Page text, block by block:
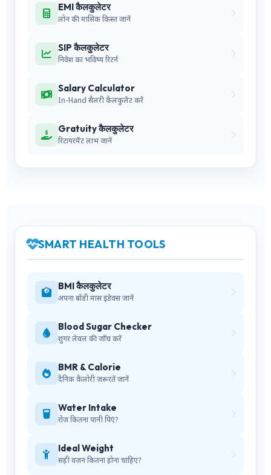
EMI कैलकुलेटर
लोन की मासिक किस्त जानें
SIP कैलकुलेटर
निवेश का भविष्य रिटर्न
Salary Calculator
In-Hand सैलरी कैलकुलेट करें
Gratuity कैलकुलेटर
रिटायरमेंट लाभ जानें
SMART HEALTH TOOLS
BMI कैलकुलेटर
अपना बॉडी मास इंडेक्स जानें
Blood Sugar Checker
शुगर लेवल की जाँच करें
BMR & Calorie
दैनिक कैलोरी ज़रूरतें जानें
Water Intake
रोज़ कितना पानी पिएं?
Ideal Weight
सही वज़न कितना होना चाहिए?